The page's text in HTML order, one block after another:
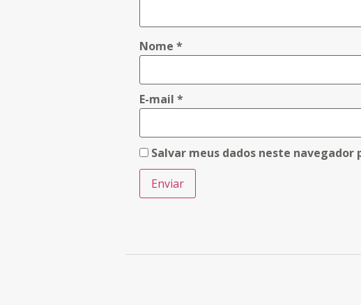
Nome *
E-mail *
Salvar meus dados neste